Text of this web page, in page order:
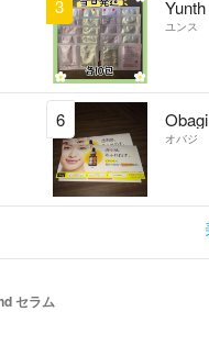
3 Yunth
ユンス
6 Obagi
オバジ
セラム